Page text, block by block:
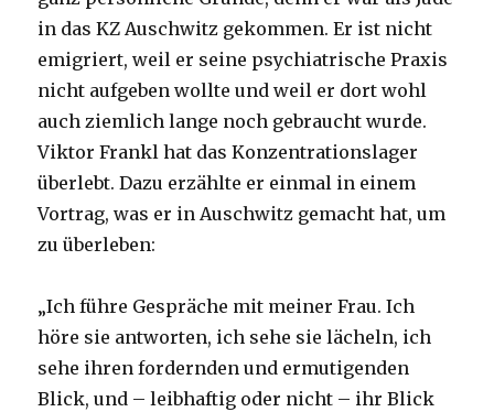
in das KZ Auschwitz gekommen. Er ist nicht
emigriert, weil er seine psychiatrische Praxis
nicht aufgeben wollte und weil er dort wohl
auch ziemlich lange noch gebraucht wurde.
Viktor Frankl hat das Konzentrationslager
überlebt. Dazu erzählte er einmal in einem
Vortrag, was er in Auschwitz gemacht hat, um
zu überleben:
„Ich führe Gespräche mit meiner Frau. Ich
höre sie antworten, ich sehe sie lächeln, ich
sehe ihren fordernden und ermutigenden
Blick, und – leibhaftig oder nicht – ihr Blick